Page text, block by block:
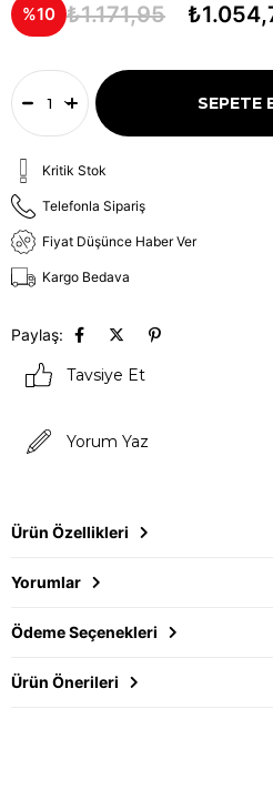
10 ₺1.171,95
Kritik Stok
Telefonla Sipariş
Fiyat Düşünce Haber Ver
Kargo Bedava
Paylaş:
Tavsiye Et
Yorum Yaz
Ürün Özellikleri
Yorumlar
Ödeme Seçenekleri
Ürün Önerileri